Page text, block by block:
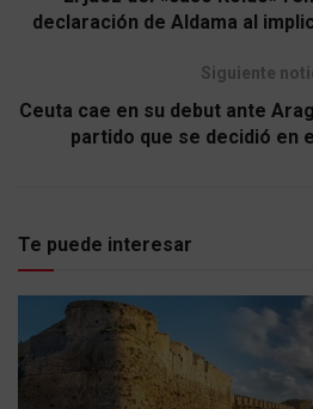
declaración de Aldama al
Siguiente
Ceuta cae en su debut ante
partido que se decidió en
Te puede interesar